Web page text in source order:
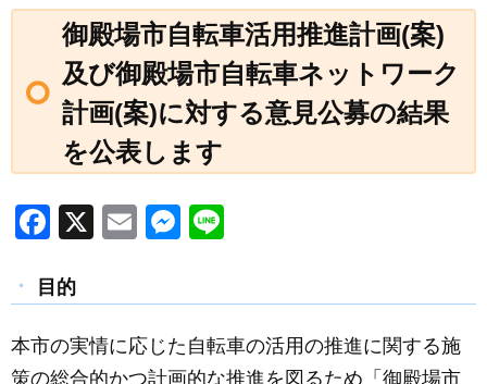
御殿場市自転車活用推進計画(案)
及び御殿場市自転車ネットワーク
計画(案)に対する意見公募の結果
を公表します
F
c
b
X
E
M
e
n
目的
本市の実情に応じた自転車の活用の推進に関する施
策の総合的かつ計画的な推進を図るため「御殿場市